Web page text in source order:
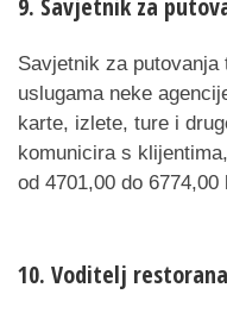
9. Savjetnik za
Savjetnik za
uslugama neke
karte, izlete, ture i
komunicira s
od 4701,00 do 6774,00
10. Voditelj restorana